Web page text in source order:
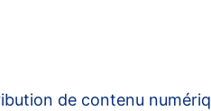
de contenu